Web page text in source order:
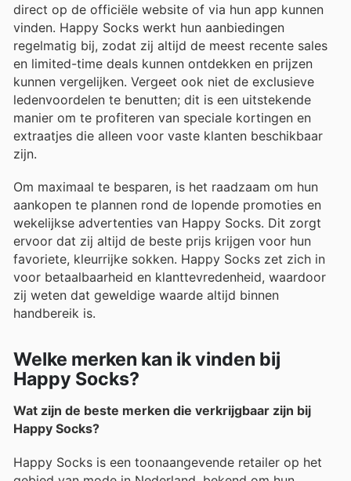
direct op de officiële website of via hun app kunnen
vinden. Happy Socks werkt hun aanbiedingen
regelmatig bij, zodat zij altijd de meest recente sales
en limited-time deals kunnen ontdekken en prijzen
kunnen vergelijken. Vergeet ook niet de exclusieve
ledenvoordelen te benutten; dit is een uitstekende
manier om te profiteren van speciale kortingen en
extraatjes die alleen voor vaste klanten beschikbaar
zijn.
Om maximaal te besparen, is het raadzaam om hun
aankopen te plannen rond de lopende promoties en
wekelijkse advertenties van Happy Socks. Dit zorgt
ervoor dat zij altijd de beste prijs krijgen voor hun
favoriete, kleurrijke sokken. Happy Socks zet zich in
voor betaalbaarheid en klanttevredenheid, waardoor
zij weten dat geweldige waarde altijd binnen
handbereik is.
Welke merken kan ik vinden bij
Happy Socks?
Wat zijn de beste merken die verkrijgbaar zijn bij
Happy Socks?
Happy Socks is een toonaangevende retailer op het